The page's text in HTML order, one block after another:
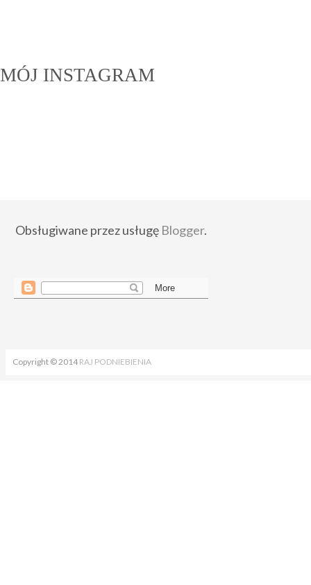
MÓJ INSTAGRAM
Obsługiwane przez usługę Blogger.
Copyright © 2014 RAJ PODNIEBIENIA